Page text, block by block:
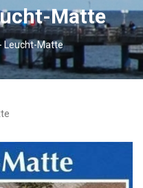
Matte
Leucht-Matte